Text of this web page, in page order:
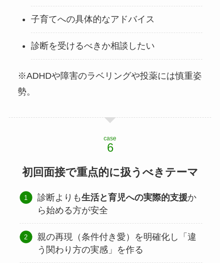
子育てへの具体的なアドバイス
診断を受けるべきか相談したい
※ADHDや障害のラベリングや投薬には慎重姿
勢。
case
初回面接で重点的に扱うべきテーマ
診断よりも生活と育児への実際的支援か
ら始める方が安全
親の再現（条件付き愛）を明確化し「違
う関わり方の実感」を作る